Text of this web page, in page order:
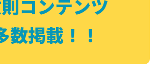
コンテンツ
数掲載！！